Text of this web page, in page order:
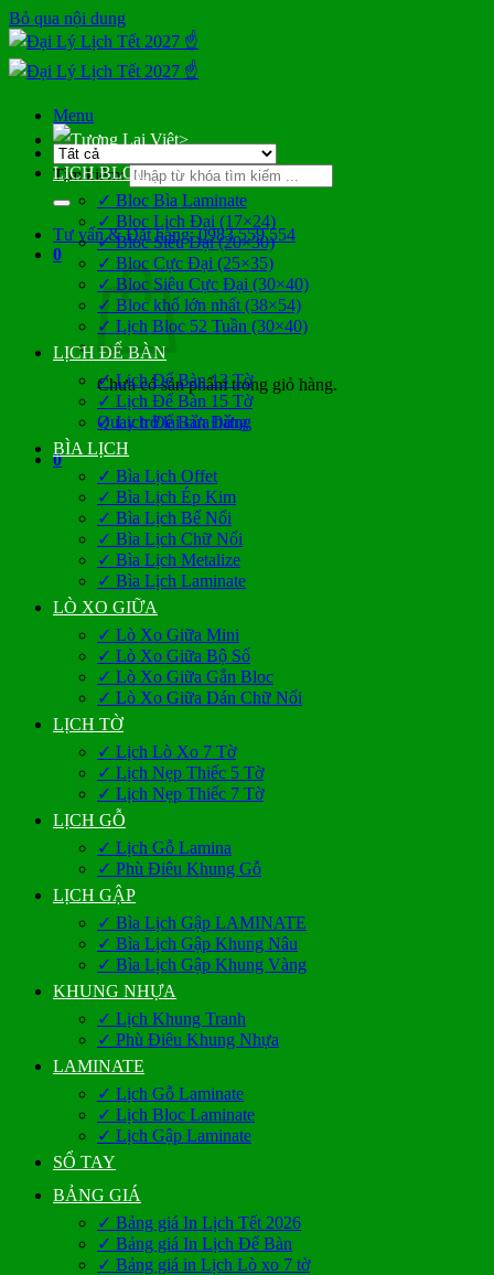
Bỏ qua nội dung
Menu
Tìm kiếm:
Tư vấn & Đặt hàng: 0983 559 554
0
Chưa có sản phẩm trong giỏ hàng.
Quay trở lại cửa hàng
0
>
LỊCH BLOC
✓ Bloc Bìa Laminate
✓ Bloc Lịch Đại (17×24)
✓ Bloc Siêu Đại (20×30)
✓ Bloc Cực Đại (25×35)
✓ Bloc Siêu Cực Đại (30×40)
✓ Bloc khổ lớn nhất (38×54)
✓ Lịch Bloc 52 Tuần (30×40)
LỊCH ĐỂ BÀN
✓ Lịch Để Bàn 13 Tờ
✓ Lịch Để Bàn 15 Tờ
✓ Lịch Để Bàn Đứng
BÌA LỊCH
✓ Bìa Lịch Offet
✓ Bìa Lịch Ép Kim
✓ Bìa Lịch Bế Nổi
✓ Bìa Lịch Chữ Nổi
✓ Bìa Lịch Metalize
✓ Bìa Lịch Laminate
LÒ XO GIỮA
✓ Lò Xo Giữa Mini
✓ Lò Xo Giữa Bộ Số
✓ Lò Xo Giữa Gắn Bloc
✓ Lò Xo Giữa Dán Chữ Nổi
LỊCH TỜ
✓ Lịch Lò Xo 7 Tờ
✓ Lịch Nẹp Thiếc 5 Tờ
✓ Lịch Nẹp Thiếc 7 Tờ
LỊCH GỖ
✓ Lịch Gỗ Lamina
✓ Phù Điêu Khung Gỗ
LỊCH GẬP
✓ Bìa Lịch Gập LAMINATE
✓ Bìa Lịch Gập Khung Nâu
✓ Bìa Lịch Gập Khung Vàng
KHUNG NHỰA
✓ Lịch Khung Tranh
✓ Phù Điêu Khung Nhựa
LAMINATE
✓ Lịch Gỗ Laminate
✓ Lịch Bloc Laminate
✓ Lịch Gập Laminate
SỔ TAY
BẢNG GIÁ
✓ Bảng giá In Lịch Tết 2026
✓ Bảng giá In Lịch Để Bàn
✓ Bảng giá in Lịch Lò xo 7 tờ